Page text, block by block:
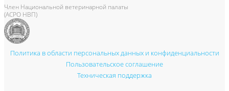
Член Национальной ветеринарной палаты
(АСРО НВП)
Политика в области персональных данных и конфиденциальности
Пользовательское соглашение
Техническая поддержка